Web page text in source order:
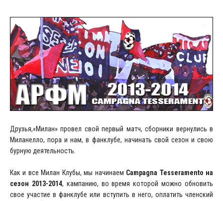
Друзья,«Милан» провел свой первый матч, сборники вернулись в
Миланелло, пора и нам, в фанклубе, начинать свой сезон и свою
бурную деятельность.
Как и все Милан Клубы, мы начинаем Campagna Tesseramento на
сезон 2013-2014, кампанию, во время которой можно обновить
свое участие в фанклубе или вступить в него, оплатить членский